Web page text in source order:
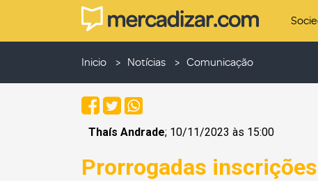
Inicio Notícias Comunicação
Thaís Andrade; 10/11/2023 às 15:00
Prorrogadas